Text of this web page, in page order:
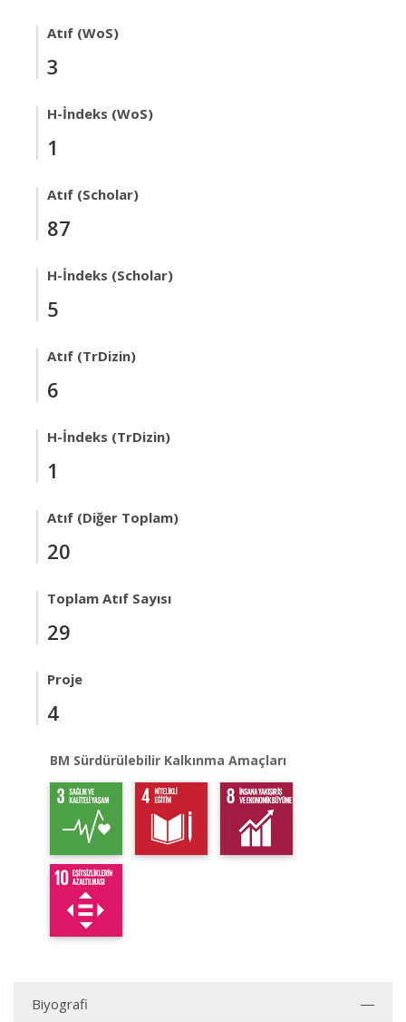
Atıf (WoS)
3
H-İndeks (WoS)
1
Atıf (Scholar)
87
H-İndeks (Scholar)
5
Atıf (TrDizin)
6
H-İndeks (TrDizin)
1
Atıf (Diğer Toplam)
20
Toplam Atıf Sayısı
29
Proje
4
BM Sürdürülebilir Kalkınma Amaçları
Biyografi